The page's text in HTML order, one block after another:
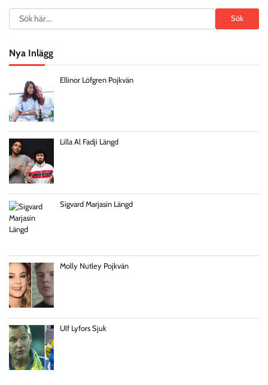
Search Sök
Nya Inlägg
Ellinor Löfgren Pojkvän
Lilla Al Fadji Längd
Sigvard Marjasin Längd
Molly Nutley Pojkvän
Ulf Lyfors Sjuk